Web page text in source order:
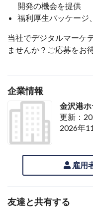
開発の機会を提供
福利厚生パッケージ
当社でデジタルマーケ
ませんか？ご応募をお
企業情報
金沢港
更新：
2026年
雇用
友達と共有する